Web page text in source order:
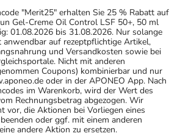
"Merit25" erhalten Sie 25 % Rabatt auf
Gel-Creme Oil Control LSF 50+, 50 ml
01.08.2026 bis 31.08.2026. Nur solange
anwendbar auf rezeptpflichtige Artikel,
und Versandkosten sowie bei
Nicht mit anderen
Coupons) kombinierbar und nur
oder in der APONEO App. Nach
im Warenkorb, wird der Wert des
Rechnungsbetrag abgezogen. Wir
vor, die Aktionen bei Vorliegen eines
oder ggf. mit einem anderen
andere Aktion zu ersetzen.